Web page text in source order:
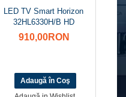
LED TV Smart Horizon
32HL6330H/B HD
910,00RON